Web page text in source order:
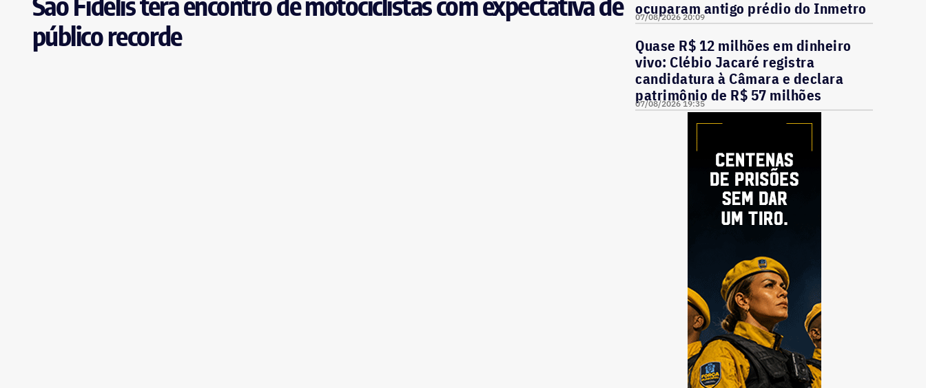
público recorde
ocuparam antigo prédio do Inmetro
07/08/2026 20:09
Quase R$ 12 milhões em dinheiro
vivo: Clébio Jacaré registra
candidatura à Câmara e declara
patrimônio de R$ 57 milhões
07/08/2026 19:35